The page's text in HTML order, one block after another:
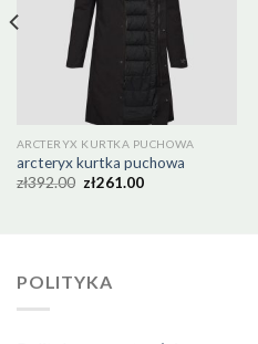
ARCTERYX KURTKA PUCHOWA
arcteryx kurtka puchowa
zł392.00 zł261.00
POLITYKA